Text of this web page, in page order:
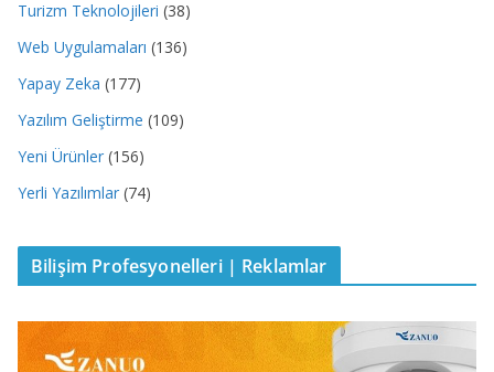
Turizm Teknolojileri (38)
Web Uygulamaları (136)
Yapay Zeka (177)
Yazılım Geliştirme (109)
Yeni Ürünler (156)
Yerli Yazılımlar (74)
Bilişim Profesyonelleri | Reklamlar